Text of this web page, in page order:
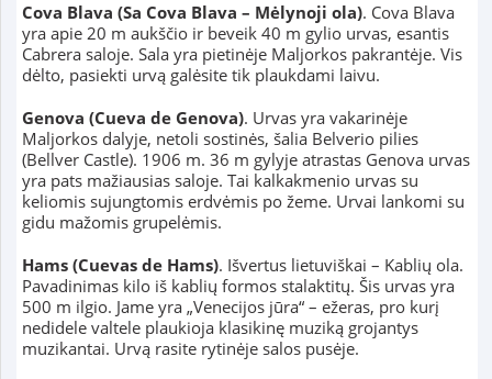
Cova Blava (Sa Cova Blava – Mėlynoji ola). Cova Blava
yra apie 20 m aukščio ir beveik 40 m gylio urvas, esantis
Cabrera saloje. Sala yra pietinėje Maljorkos pakrantėje. Vis
dėlto, pasiekti urvą galėsite tik plaukdami laivu.
Genova (Cueva de Genova). Urvas yra vakarinėje
Maljorkos dalyje, netoli sostinės, šalia Belverio pilies
(Bellver Castle). 1906 m. 36 m gylyje atrastas Genova urvas
yra pats mažiausias saloje. Tai kalkakmenio urvas su
keliomis sujungtomis erdvėmis po žeme. Urvai lankomi su
gidu mažomis grupelėmis.
Hams (Cuevas de Hams). Išvertus lietuviškai – Kablių ola.
Pavadinimas kilo iš kablių formos stalaktitų. Šis urvas yra
500 m ilgio. Jame yra „Venecijos jūra“ – ežeras, pro kurį
nedidele valtele plaukioja klasikinę muziką grojantys
muzikantai. Urvą rasite rytinėje salos pusėje.